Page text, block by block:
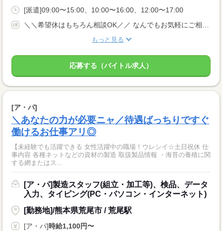
[派遣]09:00〜15:00、10:00〜16:00、12:00〜17:00
＼＼希望休はもちろん相談OK／／ なんでもお気軽にご相談ください♪
もっと見る
応募する（バイトル求人）
[ア・パ]
＼あなたの力が必要ニャ／待遇ばっちりですぐ
働けるお仕事アリ◎
【未経験でも活躍できる 女性活躍中の職場！ウレシイ☆土日祝休 仕
事内容 各種ネットなどの資材の製造 取扱製品情報 ・海苔の養殖に関
する網またはス...
[ア・パ]製造スタッフ(組立・加工等)、検品、データ
入力、タイピング(PC・パソコン・インターネット)
[勤務地]/熊本県荒尾市 / 荒尾駅
[ア・パ]時給1,100円〜